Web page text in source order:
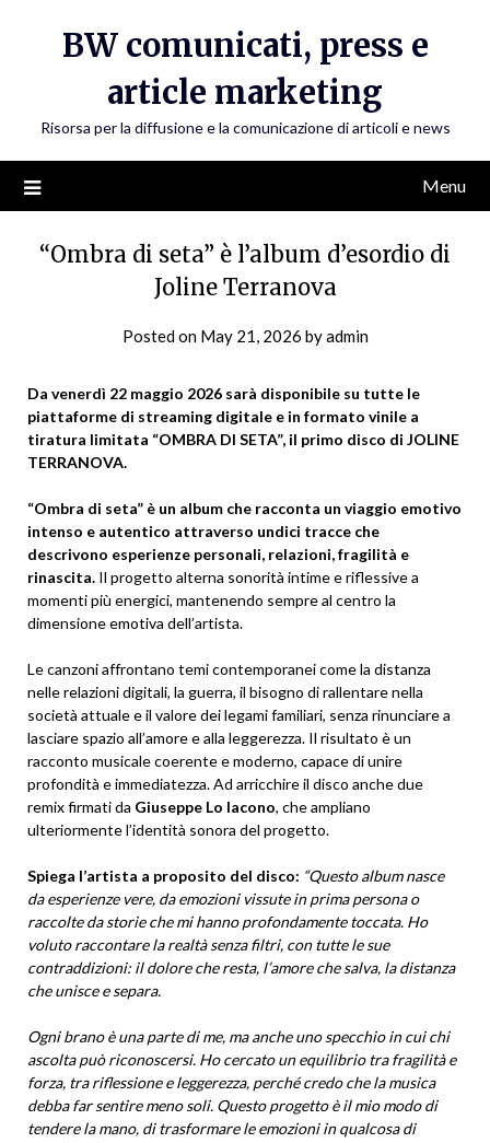
BW comunicati, press e
article marketing
Risorsa per la diffusione e la comunicazione di articoli e news
Menu
“Ombra di seta” è l’album d’esordio di
Joline Terranova
Posted on May 21, 2026 byadmin
Da venerdì 22 maggio 2026 sarà disponibile su tutte le
piattaforme di streaming digitale e in formato vinile a
tiratura limitata “OMBRA DI SETA”, il primo disco di JOLINE
TERRANOVA.
“Ombra di seta” è un album che racconta un viaggio emotivo
intenso e autentico attraverso undici tracce che
descrivono esperienze personali, relazioni, fragilità e
rinascita. Il progetto alterna sonorità intime e riflessive a
momenti più energici, mantenendo sempre al centro la
dimensione emotiva dell’artista.
Le canzoni affrontano temi contemporanei come la distanza
nelle relazioni digitali, la guerra, il bisogno di rallentare nella
società attuale e il valore dei legami familiari, senza rinunciare a
lasciare spazio all’amore e alla leggerezza. Il risultato è un
racconto musicale coerente e moderno, capace di unire
profondità e immediatezza. Ad arricchire il disco anche due
remix firmati da Giuseppe Lo Iacono, che ampliano
ulteriormente l’identità sonora del progetto.
Spiega l’artista a proposito del disco: “Questo album nasce
da esperienze vere, da emozioni vissute in prima persona o
raccolte da storie che mi hanno profondamente toccata. Ho
voluto raccontare la realtà senza filtri, con tutte le sue
contraddizioni: il dolore che resta, l’amore che salva, la distanza
che unisce e separa.
Ogni brano è una parte di me, ma anche uno specchio in cui chi
ascolta può riconoscersi. Ho cercato un equilibrio tra fragilità e
forza, tra riflessione e leggerezza, perché credo che la musica
debba far sentire meno soli. Questo progetto è il mio modo di
tendere la mano, di trasformare le emozioni in qualcosa di